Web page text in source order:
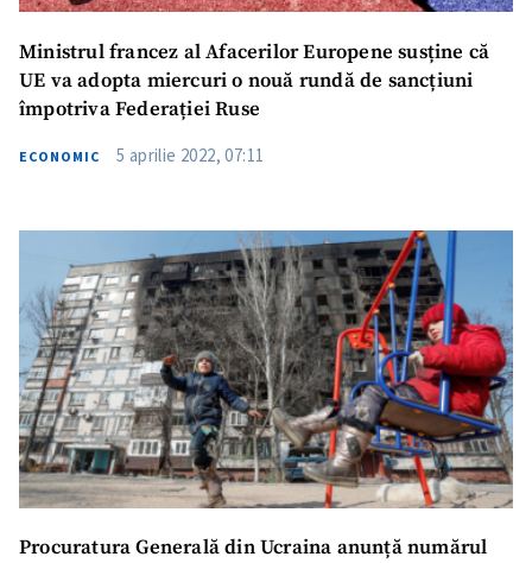
Despre ZdG
in English
на русском
Ministrul francez al Afacerilor Europene susține că
UE va adopta miercuri o nouă rundă de sancțiuni
împotriva Federației Ruse
ECONOMIC 5 aprilie 2022, 07:11
Procuratura Generală din Ucraina anunță numărul